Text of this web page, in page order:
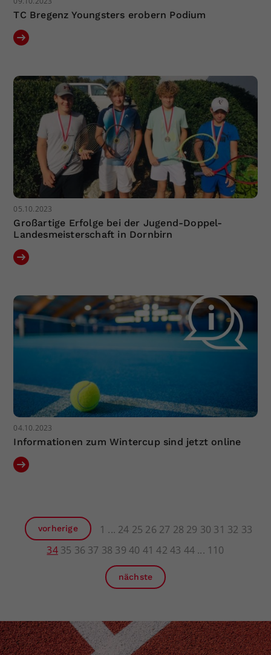
TC Bregenz Youngsters erobern Podium
05.10.2023
Großartige Erfolge bei der Jugend-Doppel-
Landesmeisterschaft in Dornbirn
04.10.2023
Informationen zum Wintercup sind jetzt online
vorherige 1 24 25 26 27 28 29 30 31 32 33
34 35 36 37 38 39 40 41 42 43 44 110
nächste